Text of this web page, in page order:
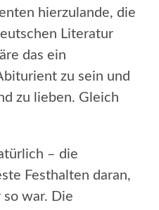
hierzulande, die
Literatur
das ein
zu sein und
zu lieben. Gleich
– die
Festhalten daran,
so war. Die